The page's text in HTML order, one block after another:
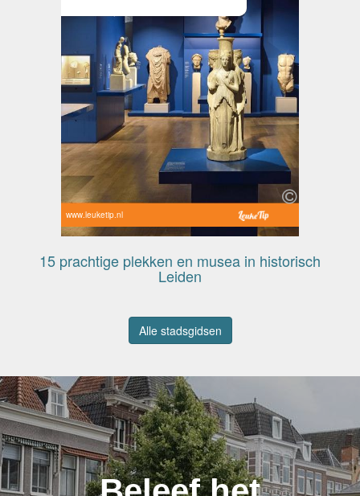
www.leuketip.nl
15 prachtige plekken en musea in historisch
Leiden
Alle stadsgidsen